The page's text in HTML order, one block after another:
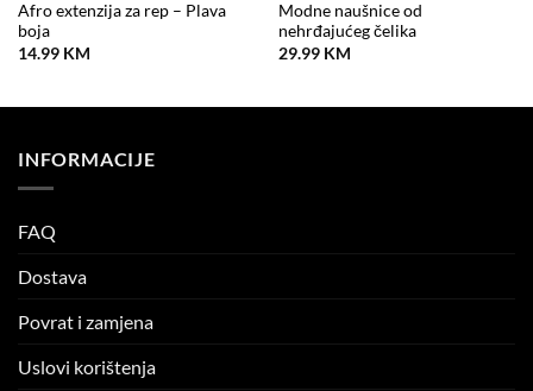
Afro extenzija za rep – Plava
boja
14.99 KM
Modne naušnice od
nehrđajućeg čelika
29.99 KM
INFORMACIJE
FAQ
Dostava
Povrat i zamjena
Uslovi korištenja